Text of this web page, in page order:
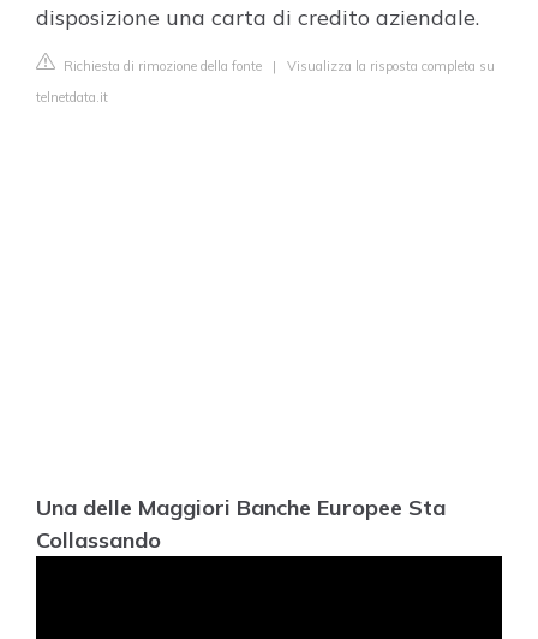
disposizione una carta di credito aziendale.
Richiesta di rimozione della fonte | Visualizza la risposta completa su
telnetdata.it
Una delle Maggiori Banche Europee Sta
Collassando